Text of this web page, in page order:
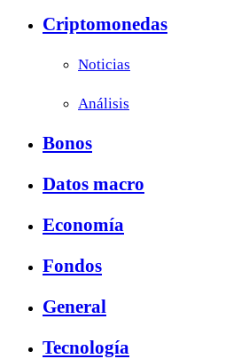
Criptomonedas
Noticias
Análisis
Bonos
Datos macro
Economía
Fondos
General
Tecnología